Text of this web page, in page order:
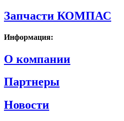
Запчасти КОМПАС
Информация:
О компании
Партнеры
Новости